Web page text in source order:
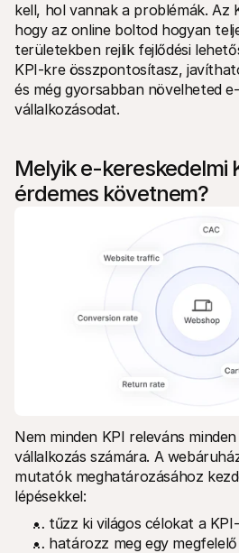
kell, hol vannak a problémák. Az
hogy az online boltod hogyan
területekben rejlik fejlődési
KPI-kre összpontosítasz,
és még gyorsabban növelheted
vállalkozásodat.
Melyik e-kereskedelmi
érdemes követnem?
Nem minden KPI releváns
vállalkozás számára. A
mutatók meghatározásához
lépésekkel:
… tűzz ki világos célokat a
… határozz meg egy